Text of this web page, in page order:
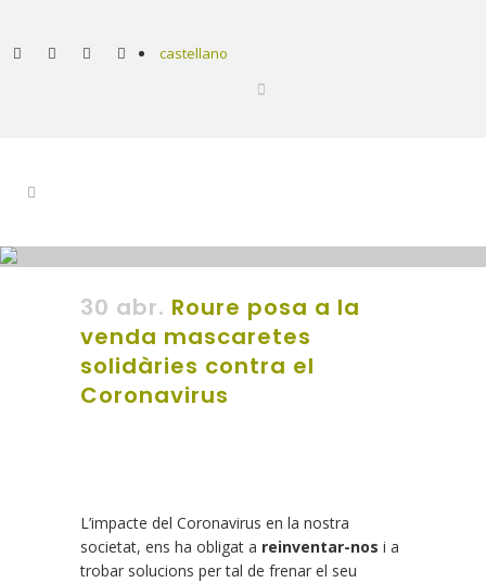
castellano
30 abr. Roure posa a la
venda mascaretes
solidàries contra el
Coronavirus
L’impacte del Coronavirus en la nostra
societat, ens ha obligat a reinventar-nos i a
trobar solucions per tal de frenar el seu